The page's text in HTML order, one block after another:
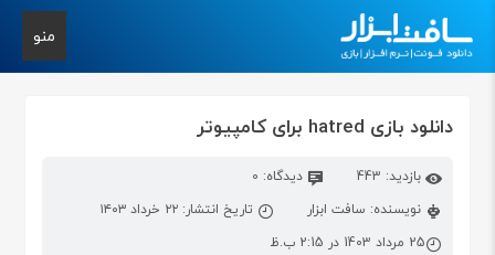
منو
دانلود بازی hatred برای کامپیوتر
بازدید: 443
دیدگاه: 0
نویسنده: سافت ابزار
تاریخ انتشار: ۲۲ خرداد ۱۴۰۳
25 مرداد 1403 در 2:15 ب.ظ